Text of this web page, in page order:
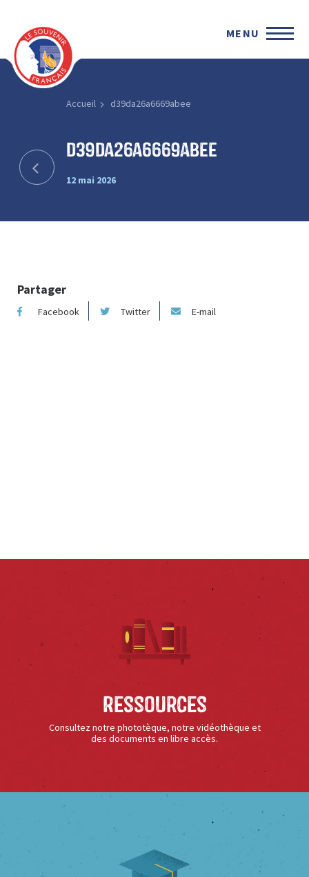
MENU
Accueil d39da26a6669abee
d39da26a6669abee
12 mai 2026
Partager
Facebook Twitter E-mail
Ressources
Consultez notre phototèque, notre vidéothèque et
des documents en libre accès.